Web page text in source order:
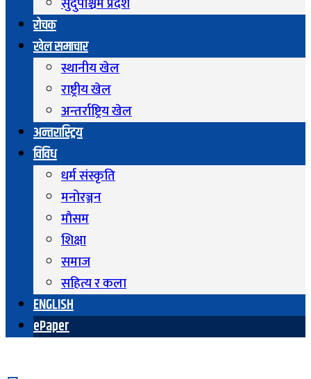
रोचक
खेल समाचार
स्थानीय खेल
राष्ट्रीय खेल
अन्तर्राष्ट्रिय खेल
अन्तरास्ट्रिय
विविध
धर्म संस्कृति
मनोरञ्जन
माैसम
शिक्षा
समाज
सहित्य र कला
ENGLISH
ePaper